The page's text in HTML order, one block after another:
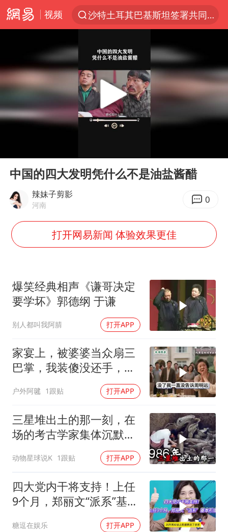
视频
沙特土耳其巴基斯坦签署共同防务协议
泉州市委书记张毅恭被查
台风白海豚已进入24小时警戒线
全球首个长时储能一体化产业园量产
台风白海豚或吞并鲸鱼 登陆地点更新
国防部：坚决反制任何闹海挑衅图谋
胡彦斌韩磊 谁帮谁
秋天的第一杯奶茶到底有多火
38岁演员求职万岁山NPC成功
我国外贸延续良好增长态势
胜宏科技：股票交易异常波动
夯实基础开新局
Play
中国的四大发明凭什么不是油盐酱醋
辣妹子剪影
河南 0
打开网易新闻 体验效果更佳
爆笑经典相声《谦哥决定
要学坏》郭德纲 于谦
别人都叫我阿腈 打开APP
家宴上，被婆婆当众扇三
巴掌，我装傻没还手，悄
悄卖别墅搬家，8天后丈
夫全家10人被新户主请出
家门
户外阿毽 1跟贴 打开APP
三星堆出土的那一刻，在
场的考古学家集体沉默
了，颠覆所有人的认知
动物星球说K 1跟贴 打开APP
四大党内干将支持！上任
9个月，郑丽文“派系”基本
糖逗在娱乐 打开APP